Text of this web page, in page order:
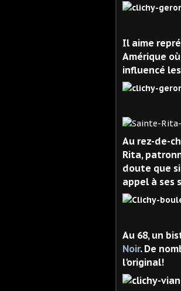
Il aime
Amérique
influencé
Au rez-de-
Rita,
doute que
appel à ses
Au 68, un
Noir. De
l'original!